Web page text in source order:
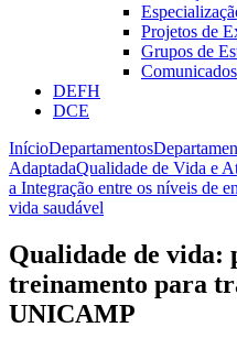
Projetos de
Grupos de
Comunicados
DEFH
DCE
InícioDepartamentos
AdaptadaQualidade de Vida e
a Integração entre os níveis de
vida saudável
Qualidade de vida:
treinamento para
UNICAMP